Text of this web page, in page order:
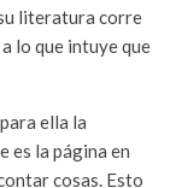
literatura corre
lo que intuye que
ella la
es la página en
cosas. Esto